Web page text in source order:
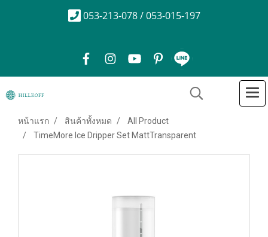
053-213-078 / 053-015-197
หน้าแรก สินค้าทั้งหมด
All Product
TimeMore Ice Dripper Set MattTransparent